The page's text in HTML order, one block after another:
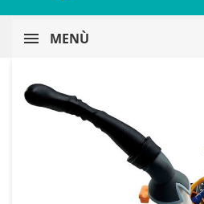
MENÙ